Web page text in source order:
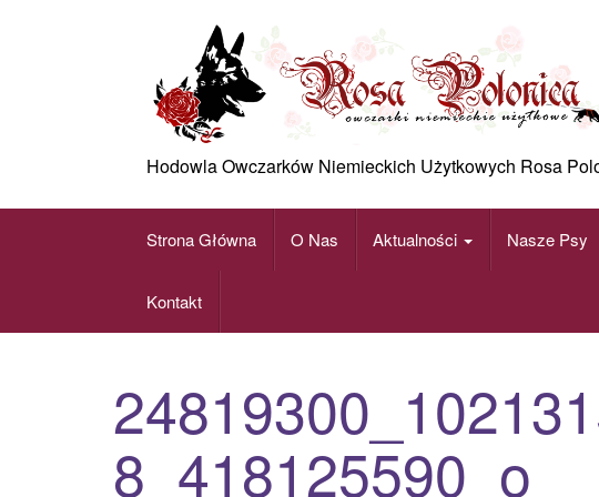
Hodowla Owczarków Niemieckich Użytkowych Rosa
Strona Główna O Nas Aktualności Nasze Psy
Kontakt
8_418125590_o